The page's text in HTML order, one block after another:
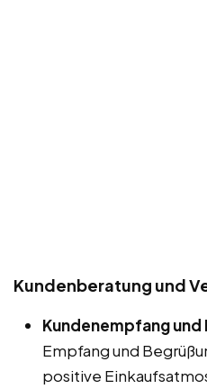
Kundenberatung und
Kundenempfang und
Empfang und
positive